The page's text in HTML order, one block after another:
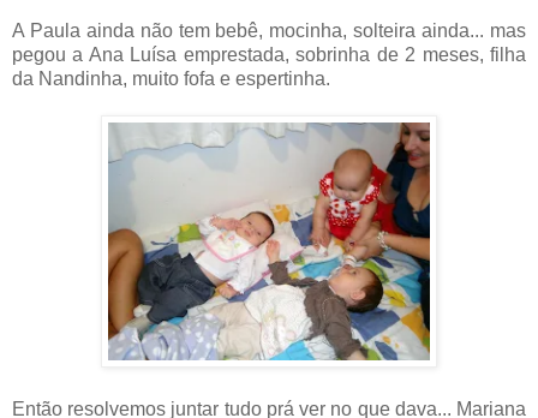
A Paula ainda não tem bebê, mocinha, solteira ainda... mas
pegou a Ana Luísa emprestada, sobrinha de 2 meses, filha
da Nandinha, muito fofa e espertinha.
Então resolvemos juntar tudo prá ver no que dava... Mariana